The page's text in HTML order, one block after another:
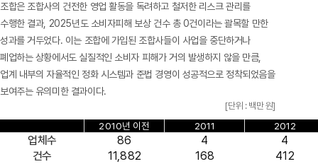
조합은 조합사의 건전한 영업 활동을 독려하고 철저한 리스크 관리를
수행한 결과, 2025년도 소비자피해 보상 건수 총 0건이라는 괄목할 만한
성과를 거두었다. 이는 조합에 가입된 조합사들이 사업을 중단하거나
폐업하는 상황에서도 실질적인 소비자 피해가 거의 발생하지 않을 만큼,
업계 내부의 자율적인 정화 시스템과 준법 경영이 성공적으로 정착되었음을
보여주는 유의미한 결과이다.
[단위 : 백만 원]
2010년 이전 2011 2012
업체수 86 4
4
건수
11,882 168
412